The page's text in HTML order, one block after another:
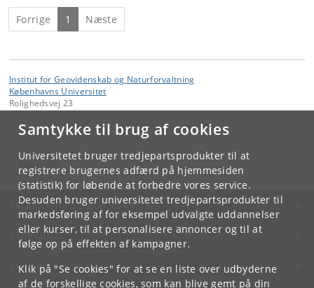
Samtykke til brug af cookies
Universitetet bruger tredjepartsprodukter til at
registrere brugernes adfærd på hjemmesiden
(statistik) for løbende at forbedre vores service.
Desuden bruger universitetet tredjepartsprodukter til
markedsføring af for eksempel udvalgte uddannelser
eller kurser, til at personalisere annoncer og til at
følge op på effekten af kampagner.
Klik på "Se cookies" for at se en liste over udbyderne
af de forskellige cookies, som kan blive gemt på din
Forrige 1 Næste
Institut for Geovidenskab og Naturforvaltning
Københavns Universitet
Rolighedsvej 23
Videntjenesten
KØBENHAVNS UNIVERSITET
KONTAKT
SERVICES